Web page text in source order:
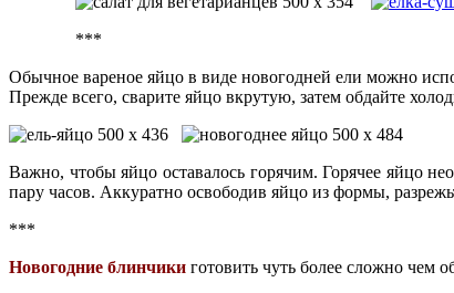
***
Обычное вареное яйцо в виде новогодней ели можно
Прежде всего, сварите яйцо вкрутую, затем обдайте
Важно, чтобы яйцо оставалось горячим. Горячее яйцо
пару часов. Аккуратно освободив яйцо из формы,
***
Новогодние блинчики готовить чуть более сложно чем